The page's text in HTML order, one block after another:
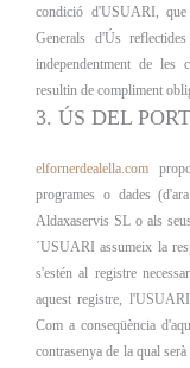
condició d'USUARI, que
Generals d'Ús
independentment de les
resultin de compliment
3. ÚS DEL
elfornerdealella.com
programes o dades
Aldaxaservis SL o als
´USUARI assumeix la
s'estén al registre
aquest registre,
Com a conseqüència
contrasenya de la qual